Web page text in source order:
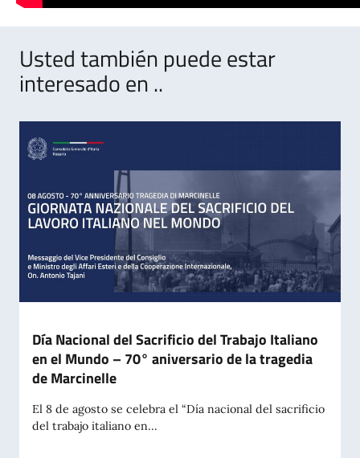
Usted también puede estar
interesado en ..
Día Nacional del Sacrificio del Trabajo Italiano
en el Mundo – 70° aniversario de la tragedia
de Marcinelle
El 8 de agosto se celebra el “Día nacional del sacrificio
del trabajo italiano en...